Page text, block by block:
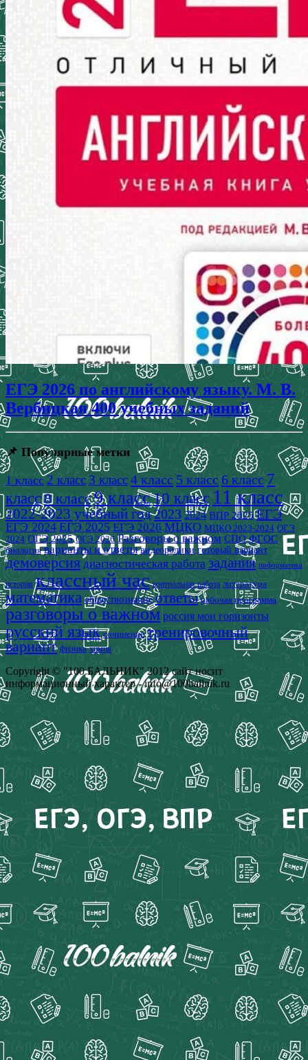
ЕГЭ 2026 по английскому языку. М. В.
Вербицкая 400 учебных заданий
📌 Популярные метки
1 класс 2 класс 3 класс4 класс 5 класс 6 класс 7
класс8 класс9 класс10 класс 11 класс
2022-2023 учебный год2023 2024 ВПР 2025 ЕГЭ
ЕГЭ 2024 ЕГЭ 2025 ЕГЭ 2026 МЦКО МЦКО 2023-2024 ОГЭ
2024 ОГЭ 2025 ОГЭ 2026 Разговоры о важном СПО ФГОС
биология варианты и ответы видеоролики готовый вариант
демоверсия диагностическая работа задания информатика
история классный час контрольная работа литература
математика обществознание ответы рабочая программа
разговоры о важном россия мои горизонты
русский язык сочинение тренировочный
вариант физика химия
Copyright © "100 БАЛЬНИК" 2012 сайт носит
информационный характер - info@100ballnik.ru